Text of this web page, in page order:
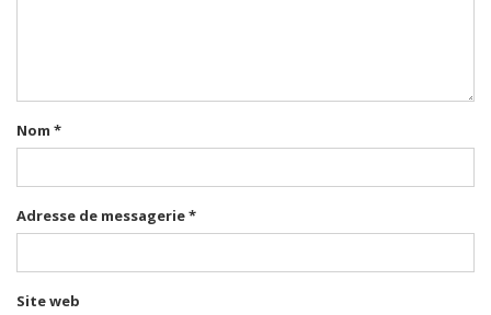
Nom *
Adresse de messagerie*
Site web